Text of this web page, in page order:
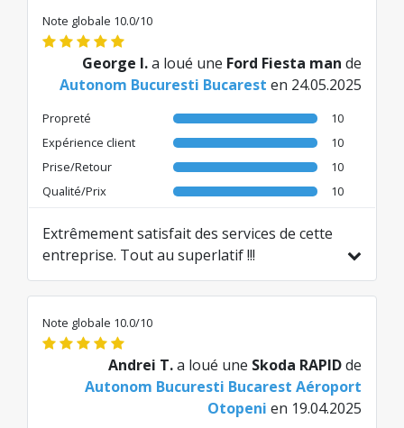
les services très bons. Je recommande!
Traduit de RO par AI
Note globale 10.0/10
George I.a loué une Ford Fiesta man de
Autonom Bucuresti Bucarest en 24.05.2025
Propreté
10
Expérience client
10
Prise/Retour
10
Qualité/Prix
10
Extrêmement satisfait des services de cette
entreprise. Tout au superlatif !!!
Note globale 10.0/10
Andrei T.a loué une Skoda RAPIDde
Autonom Bucuresti Bucarest Aéroport
Otopeni en 19.04.2025